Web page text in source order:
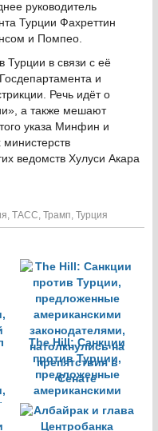
руководитель
Турции Фахреттин
и Помпео.
Турции в связи с её
и
Речь идёт о
а также мешают
указа Минфин и
ведомств Хулуси Акара
, ТАСС, Трамп, Турция
The Hill: Санкции
против Турции,
предложенные
американскими
законодателями,
натолкнулись на